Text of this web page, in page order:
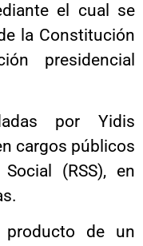
el cual se
la Constitución
presidencial
por Yidis
cargos públicos
(RSS), en
producto de un